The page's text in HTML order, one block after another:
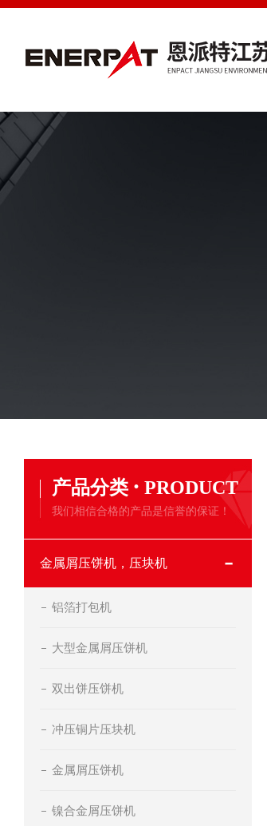
产品分类 · PRODUCT
我们相信合格的产品是信誉的保证！
金属屑压饼机，压块机
铝箔打包机
大型金属屑压饼机
双出饼压饼机
冲压铜片压块机
金属屑压饼机
镍合金屑压饼机